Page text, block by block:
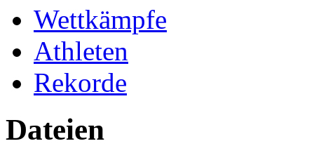
Wettkämpfe
Athleten
Rekorde
Dateien